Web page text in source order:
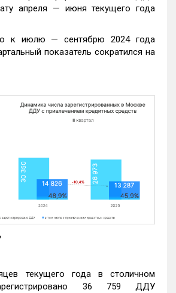
апреля — июня текущего года
к июлю — сентябрю 2024 года
показатель сократился на
текущего года в столичном
36 759 ДДУ